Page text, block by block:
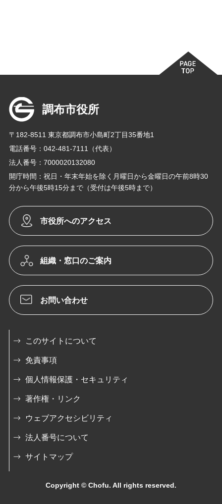
調布市役所
〒182-8511 東京都調布市小島町2丁目35番地1
電話番号：042-481-7111（代表）
法人番号：7000020132080
開庁時間：祝日・年末年始を除く月曜日から金曜日の午前8時30
分から午後5時15分まで（受付は午後5時まで）
市役所へのアクセス
組織・窓口のご案内
お問い合わせ
このサイトについて
免責事項
個人情報保護・セキュリティ
著作権・リンク
ウェブアクセシビリティ
法人番号について
サイトマップ
Copyright © Chofu. All rights reserved.